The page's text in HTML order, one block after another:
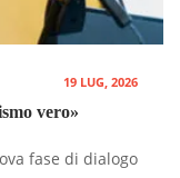
19 LUG, 2026
vero»
fase di dialogo